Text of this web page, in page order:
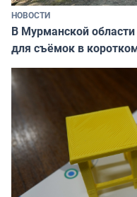
НОВОСТИ
В Мурманской
для съёмок в